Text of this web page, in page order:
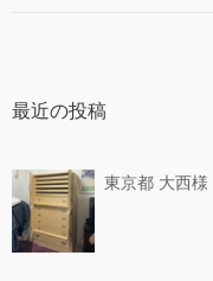
最近の投稿
東京都 大西